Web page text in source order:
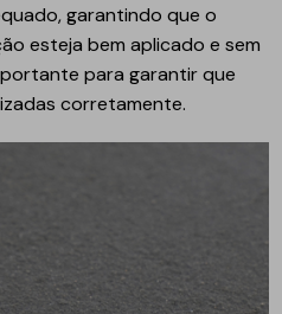
garantindo que o
esteja bem aplicado e sem
para garantir que
corretamente.